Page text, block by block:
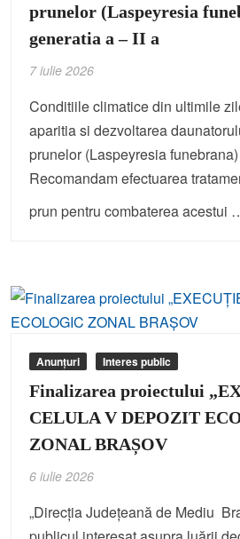
prunelor (Laspeyresia
generatia a – II a
7 iulie 2026
Conditiile climatice din ultimile
aparitia si dezvoltarea
prunelor (Laspeyresia
Recomandam efectuarea
prun pentru combaterea acestui
Anunțuri Interes public
Finalizarea proiectului
CELULA V DEPOZIT
ZONAL BRAȘOV
6 iulie 2026
„Direcția Județeană de Mediu